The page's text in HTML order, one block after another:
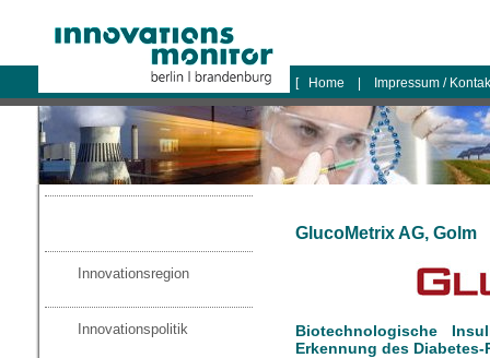
logo
[ Home Impressum /
Innovationsregion
Innovationspolitik
GlucoMetrix AG, Golm
Biotechnologische
Erkennung des Diabetes-